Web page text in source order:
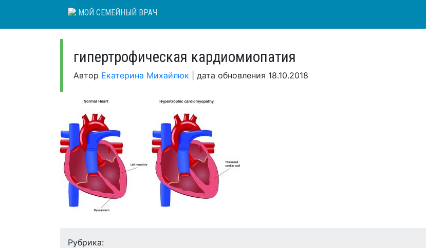
content
МОЙ СЕМЕЙНЫЙ ВРАЧ
гипертрофическая кардиомиопатия
Автор Екатерина Михайлюк дата обновления 18.10.2018
Рубрика: